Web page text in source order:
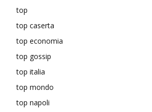
top
top caserta
top economia
top gossip
top italia
top mondo
top napoli